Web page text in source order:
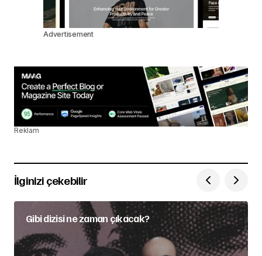
Advertisement
Reklam
İlginizi çekebilir
Gibi dizisi ne zaman çıkacak?